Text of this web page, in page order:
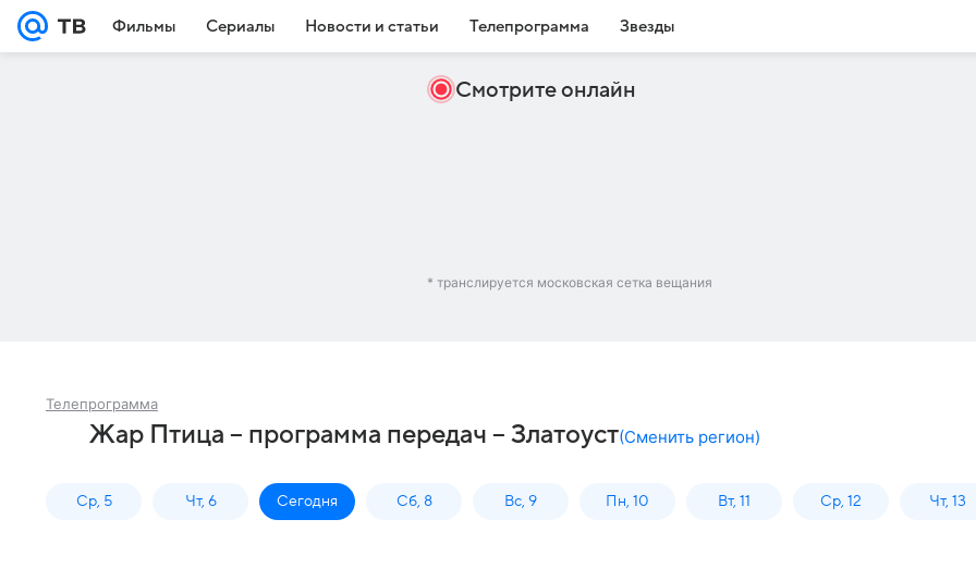
Фильмы Сериалы Новости и статьи Телепрограмма Звезды
Смотрите онлайн
* транслируется московская сетка вещания
Телепрограмма
Жар Птица – программа передач – Златоуст(Сменить регион)
Ср, 5 Чт, 6 Сегодня Сб, 8 Вс, 9 Пн, 10 Вт, 11 Ср, 12 Чт, 13